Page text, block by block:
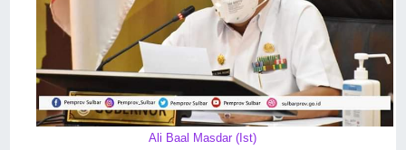
Ali Baal Masdar (Ist)